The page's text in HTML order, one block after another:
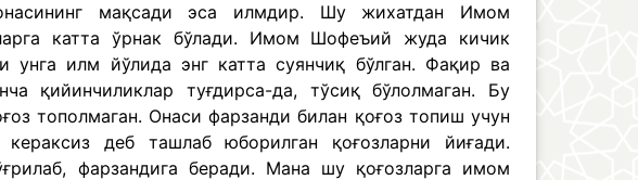
мақсади эса илмдир. Шу жихатдан Имом
катта ўрнак бўлади. Имом Шофеъий жуда кичик
унга илм йўлида энг катта суянчиқ бўлган. Фақир ва
қийинчиликлар туғдирса-да, тўсиқ бўлолмаган. Бу
тополмаган. Онаси фарзанди билан қоғоз топиш учун
деб ташлаб юборилган қоғозларни йиғади.
фарзандига беради. Мана шу қоғозларга имом